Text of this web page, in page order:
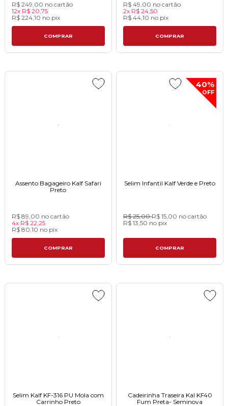
R$ 249,00 no cartão
12x R$ 20,75
R$ 224,10 no pix
COMPRAR
R$ 49,00 no cartão
2x R$ 24,50
R$ 44,10 no pix
COMPRAR
Assento Bagageiro Kalf Safari
Preto
R$ 89,00 no cartão
4x R$ 22,25
R$ 80,10 no pix
COMPRAR
40%
OFF
Selim Infantil Kalf Verde e Preto
R$ 25,00R$ 15,00 no cartão
R$ 13,50 no pix
COMPRAR
Selim Kalf KF-316 PU Mola com
Carrinho Preto
Cadeirinha Traseira Kal KF40
Fum Preta- Seminova